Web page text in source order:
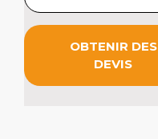
OBTENIR DES
DEVIS